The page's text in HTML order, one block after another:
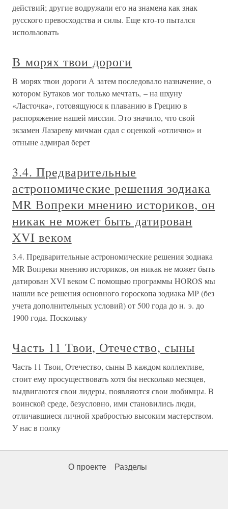
действий; другие водружали его на знамена как знак
русского превосходства и силы. Еще кто-то пытался
использовать
В морях твои дороги
В морях твои дороги А затем последовало назначение, о
котором Бутаков мог только мечтать, – на шхуну
«Ласточка», готовящуюся к плаванию в Грецию в
распоряжение нашей миссии. Это значило, что свой
экзамен Лазареву мичман сдал с оценкой «отлично» и
отныне адмирал берет
3.4. Предварительные
астрономические решения зодиака
MR Вопреки мнению историков, он
никак не может быть датирован
XVI веком
3.4. Предварительные астрономические решения зодиака
MR Вопреки мнению историков, он никак не может быть
датирован XVI веком С помощью программы HOROS мы
нашли все решения основного гороскопа зодиака МР (без
учета дополнительных условий) от 500 года до н. э. до
1900 года. Поскольку
Часть 11 Твои, Отечество, сыны
Часть 11 Твои, Отечество, сыны В каждом коллективе,
стоит ему просуществовать хотя бы несколько месяцев,
выдвигаются свои лидеры, появляются свои любимцы. В
воинской среде, безусловно, ими становились люди,
отличавшиеся личной храбростью высоким мастерством.
У нас в полку
О проекте Разделы